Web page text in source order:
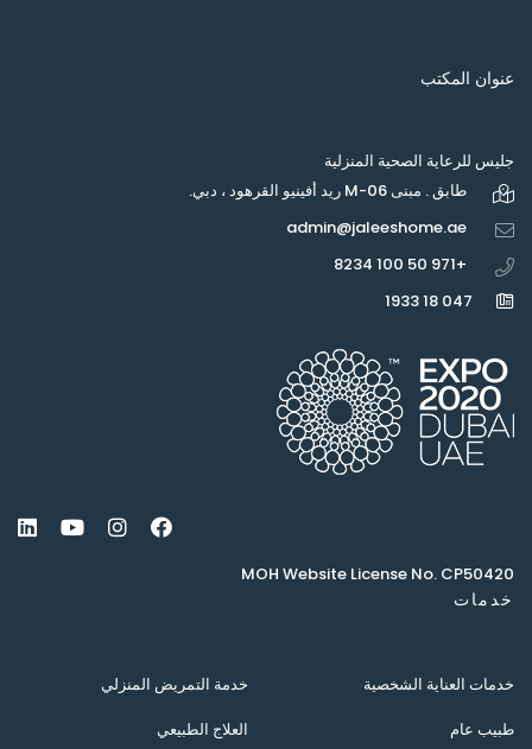
عنوان المكتب
جليس للرعاية الصحية المنزلية
طابق . مبنى M-06 ريد أفينيو القرهود ، دبي.
admin@jaleeshome.ae
+971 50 100 8234
047 18 1933
MOH Website License No. CP50420
خدمات
خدمات العناية الشخصية
خدمة التمريض المنزلي
طبيب عام
العلاج الطبيعي